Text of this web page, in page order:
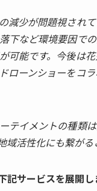
減少が問題視され
下など環境要因で
可能です。今後は
ローンショーをコ
テイメントの種類
活性化にも繋が
サービスを展開し